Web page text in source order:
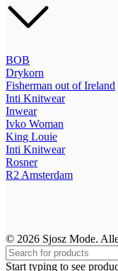
BOB
Drykorn
Fisherman out of Ireland
Inti Knitwear
Inwear
Ivko Woman
King Louie
Inti Knitwear
Rosner
R2 Amsterdam
© 2026 Sjosz Mode.
Start typing to see